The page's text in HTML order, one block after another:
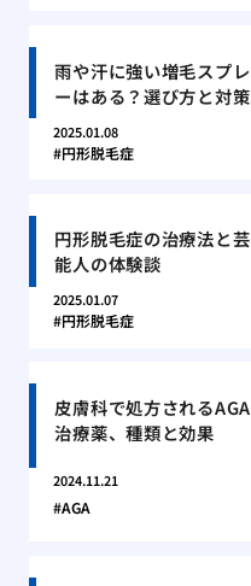
雨や汗に強い増毛スプレ
ーはある？選び方と対策
2025.01.08
円形脱毛症
円形脱毛症の治療法と芸
能人の体験談
2025.01.07
円形脱毛症
皮膚科で処方されるAGA
治療薬、種類と効果
2024.11.21
AGA